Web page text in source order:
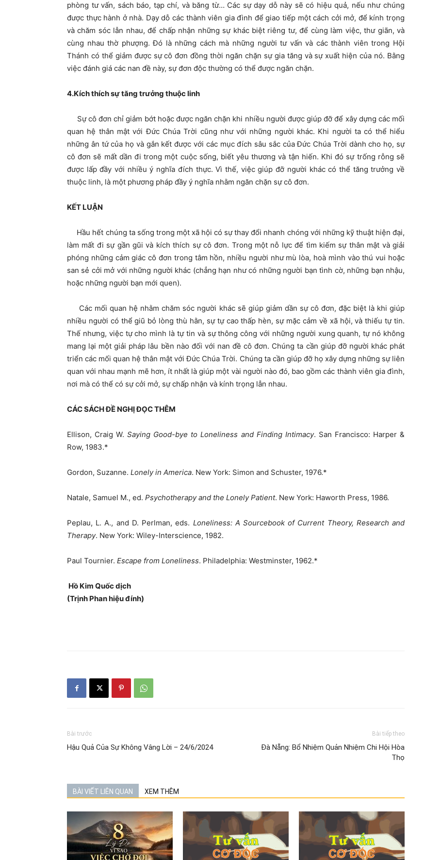
phòng tư vấn, sách báo, tạp chí, và băng từ… Các sự dạy dỗ này sẽ có hiệu quả, nếu như chúng
được thực hành ở nhà. Dạy dỗ các thành viên gia đình để giao tiếp một cách cởi mở, để kính trọng
và chăm sóc lẫn nhau, để chấp nhận những sự khác biệt riêng tư, để cùng làm việc, thư giãn, và
cùng nhau thờ phượng. Đó là những cách mà những người tư vấn và các thành viên trong Hội
Thánh có thể giảm được sự cô đơn đồng thời ngăn chặn sự gia tăng và sự xuất hiện của nó. Bằng
việc đánh giá các nan đề này, sự đơn độc thường có thể được ngăn chặn.
4.Kích thích sự tăng trưởng thuộc linh
Sự cô đơn chỉ giảm bớt hoặc được ngăn chặn khi nhiều người được giúp đỡ để xây dựng các mối
quan hệ thân mật với Đức Chúa Trời cũng như với những người khác. Khi người ta có thể hiểu
những ân tứ của họ và gắn kết được với các mục đích sâu sắc của Đức Chúa Trời dành cho họ, sự
cô đơn sẽ mất dần đi trong một cuộc sống, biết yêu thương và tận hiến. Khi đó sự trống rỗng sẽ
được lấp đầy với nhiều ý nghĩa đích thực. Vì thế, việc giúp đỡ người khác có thể tăng trưởng về
thuộc linh, là một phương pháp đầy ý nghĩa nhằm ngăn chặn sự cô đơn.
KẾT LUẬN
Hầu hết chúng ta sống trong một xã hội có sự thay đổi nhanh chóng với những kỹ thuật hiện đại,
làm mất đi sự gần gũi và kích thích sự cô đơn. Trong một nỗ lực để tìm kiếm sự thân mật và giải
phóng những cảm giác cô đơn trong tâm hồn, nhiều người như mù lòa, hoà mình vào thú vui hoặc
san sẻ cởi mở với những người khác (chẳng hạn như có những người bạn tình cờ, những bạn nhậu,
hoặc những người bạn mới quen).
Các mối quan hệ nhằm chăm sóc người khác sẽ giúp giảm dần sự cô đơn, đặc biệt là khi giúp
nhiều người có thể giũ bỏ lòng thù hằn, sự tự cao thấp hèn, sự mặc cảm về xã hội, và thiếu tự tin.
Thế nhưng, việc tự cho mình là tự tin và sự thông công với những người xung quanh, tự nó không
mang lại một giải pháp lâu bền nào đối với nan đề cô đơn. Chúng ta cần giúp đỡ người khác phát
triển các mối quan hệ thân mật với Đức Chúa Trời. Chúng ta cần giúp đỡ họ xây dựng những sự liên
quan với nhau mạnh mẽ hơn, ít nhất là giúp một vài người nào đó, bao gồm các thành viên gia đình,
nơi mà có thể có sự cởi mở, sự chấp nhận và kính trọng lẫn nhau.
CÁC SÁCH ĐỀ NGHỊ ĐỌC THÊM
Ellison, Craig W.Saying Good-bye to Loneliness and Finding Intimacy. San Francisco: Harper &
Row, 1983.*
Gordon, Suzanne. Lonely in America. New York: Simon and Schuster, 1976.*
Natale, Samuel M., ed. Psychotherapy and the Lonely Patient. New York: Haworth Press, 1986.
Peplau, L. A., and D. Perlman, eds. Loneliness: A Sourcebook of Current Theory, Research and
Therapy. New York: Wiley-Interscience, 1982.
Paul Tournier. Escape from Loneliness. Philadelphia: Westminster, 1962.*
Hồ Kim Quốc dịch
(Trịnh Phan hiệu đính)
Bài trước
Hậu Quả Của Sự Không Vâng Lời – 24/6/2024
Bài tiếp theo
Đà Nẵng: Bổ Nhiệm Quản Nhiệm Chi Hội Hòa
Thọ
BÀI VIẾT LIÊN QUAN XEM THÊM